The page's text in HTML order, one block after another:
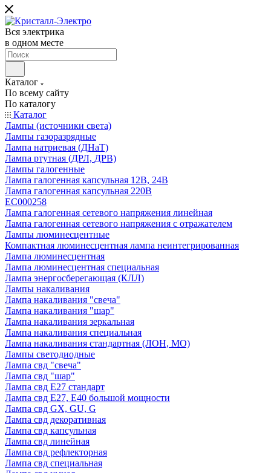
Вся электрика
в одном месте
Каталог
По всему сайту
По каталогу
Каталог
Лампы (источники света)
Лампы газоразрядные
Лампа натриевая (ДНаТ)
Лампа ртутная (ДРЛ, ДРВ)
Лампы галогенные
Лампа галогенная капсульная 12В, 24В
Лампа галогенная капсульная 220В
EC000258
Лампа галогенная сетевого напряжения линейная
Лампа галогенная сетевого напряжения с отражателем
Лампы люминесцентные
Компактная люминесцентная лампа неинтегрированная
Лампа люминесцентная
Лампа люминесцентная специальная
Лампа энергосберегающая (КЛЛ)
Лампы накаливания
Лампа накаливания "свеча"
Лампа накаливания "шар"
Лампа накаливания зеркальная
Лампа накаливания специальная
Лампа накаливания стандартная (ЛОН, МО)
Лампы светодиодные
Лампа свд "свеча"
Лампа свд "шар"
Лампа свд E27 стандарт
Лампа свд E27, Е40 большой мощности
Лампа свд GX, GU, G
Лампа свд декоративная
Лампа свд капсульная
Лампа свд линейная
Лампа свд рефлекторная
Лампа свд специальная